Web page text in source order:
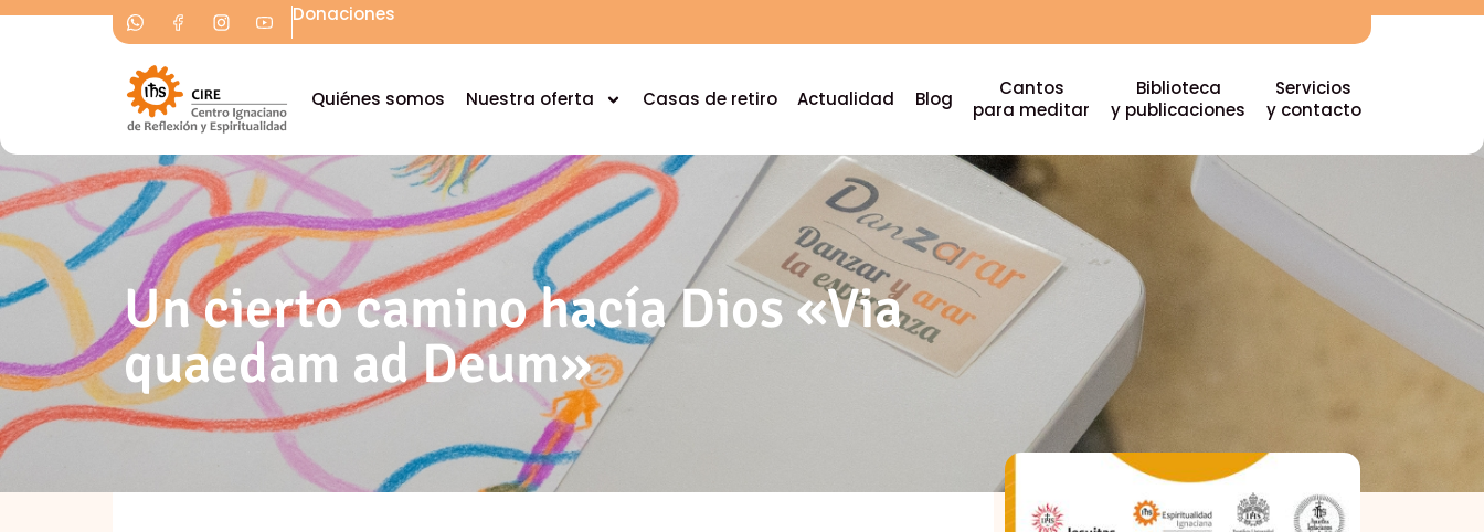
Donaciones
Quiénes somos Nuestra oferta Casas de retiro Actualidad Blog
Cantos
para meditar
Biblioteca
y publicaciones
Servicios
y contacto
Un cierto camino hacía Dios «Via
quaedam ad Deum»